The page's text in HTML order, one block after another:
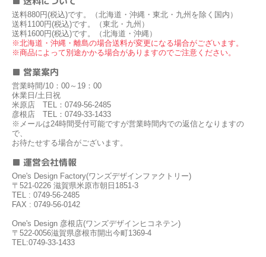
送料880円(税込)です。（北海道・沖縄・東北・九州を除く国内）
送料1100円(税込)です。（東北・九州）
送料1600円(税込)です。（北海道・沖縄）
※北海道・沖縄・離島の場合送料が変更になる場合がございます。
※商品によって別途かかる場合がありますのでご注意ください。
■ 営業案内
営業時間/10：00～19：00
休業日/土日祝
米原店 TEL：0749-56-2485
彦根店 TEL：0749-33-1433
※メールは24時間受付可能ですが営業時間内での返信となりますの
で、
お待たせする場合がございます。
■ 運営会社情報
One's Design Factory(ワンズデザインファクトリー)
〒521-0226 滋賀県米原市朝日1851-3
TEL : 0749-56-2485
FAX : 0749-56-0142
One's Design 彦根店(ワンズデザインヒコネテン)
〒522-0056滋賀県彦根市開出今町1369-4
TEL:0749-33-1433